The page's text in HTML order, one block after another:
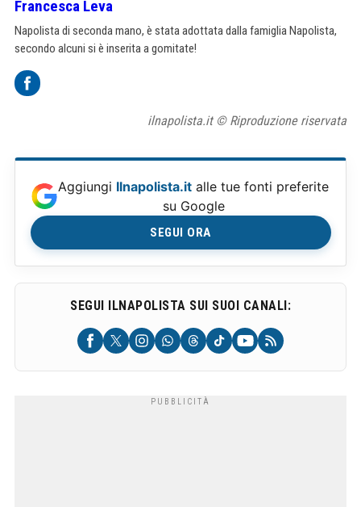
Francesca Leva
Napolista di seconda mano, è stata adottata dalla famiglia Napolista,
secondo alcuni si è inserita a gomitate!
ilnapolista.it © Riproduzione riservata
Aggiungi Ilnapolista.it alle tue fonti preferite
su Google
SEGUI ORA
SEGUI ILNAPOLISTA SUI SUOI CANALI: